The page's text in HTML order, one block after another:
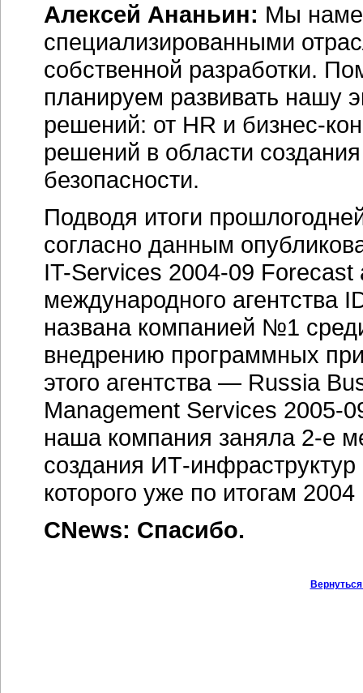
Алексей Ананьин: Мы
специализированными
собственной разработки.
планируем развивать нашу
решений: от HR и бизнес-
решений в области
безопасности.
Подводя итоги
согласно данным
IT-Services 2004-09 Forecast
международного агентства
названа компанией №1
внедрению программных
этого агентства — Russia
Management Services 2005-
наша компания заняла 2-е
создания ИТ-инфраструктур
которого уже по итогам 2004
CNews: Спасибо.